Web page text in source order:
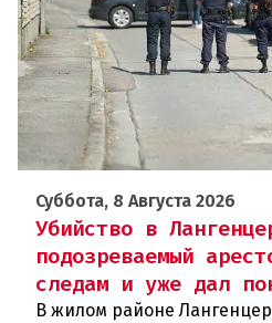
Суббота, 8 Августа 2026
Убийство в
подозреваемый
следам и уже дал
В жилом районе